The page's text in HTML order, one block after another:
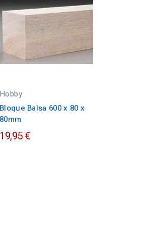
Hobby
Bloque Balsa 600 x 80 x
80mm
19,95 €